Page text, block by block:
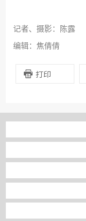
记者、摄影：陈露
编辑：焦倩倩
打印